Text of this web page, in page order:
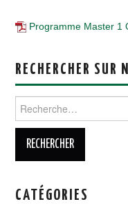
Programme Master 1
RECHERCHER SUR
CATÉGORIES